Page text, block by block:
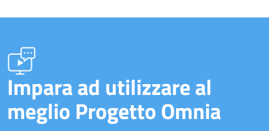
Impara ad utilizzare al
meglio Progetto Omnia